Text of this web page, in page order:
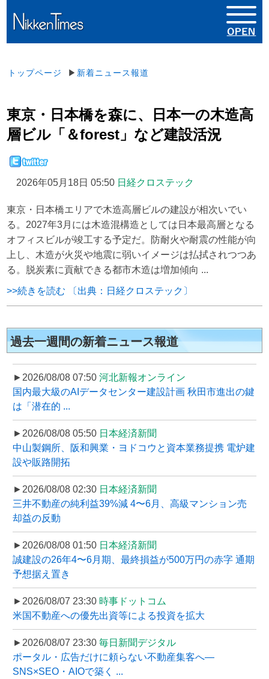
トップページ ▶ 新着ニュース報道
東京・日本橋を森に、日本一の木造高
層ビル「＆forest」など建設活況
2026年05月18日 05:50 日経クロステック
東京・日本橋エリアで木造高層ビルの建設が相次いでい
る。2027年3月には木造混構造としては日本最高層となる
オフィスビルが竣工する予定だ。防耐火や耐震の性能が向
上し、木造が火災や地震に弱いイメージは払拭されつつあ
る。脱炭素に貢献できる都市木造は増加傾向 ...
>>続きを読む 〔出典：日経クロステック〕
過去一週間の新着ニュース報道
►2026/08/08 07:50 河北新報オンライン
国内最大級のAIデータセンター建設計画 秋田市進出の鍵
は「潜在的 ...
►2026/08/08 05:50 日本経済新聞
中山製鋼所、阪和興業・ヨドコウと資本業務提携 電炉建
設や販路開拓
►2026/08/08 02:30 日本経済新聞
三井不動産の純利益39%減 4〜6月、高級マンション売
却益の反動
►2026/08/08 01:50 日本経済新聞
誠建設の26年4〜6月期、最終損益が500万円の赤字 通期
予想据え置き
►2026/08/07 23:30 時事ドットコム
米国不動産への優先出資等による投資を拡大
►2026/08/07 23:30 毎日新聞デジタル
ポータル・広告だけに頼らない不動産集客へ―
SNS×SEO・AIOで築く ...